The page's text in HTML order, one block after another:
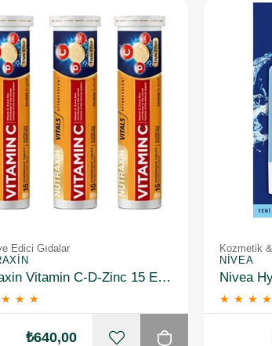
Edici Gıdalar
Nutraxin Vitamin C-D-Zinc 15 Efervesan Tablet 3 Adet
★ ★ ★
₺640,00
Kozmetik
NIVEA
★ ★ ★ ★